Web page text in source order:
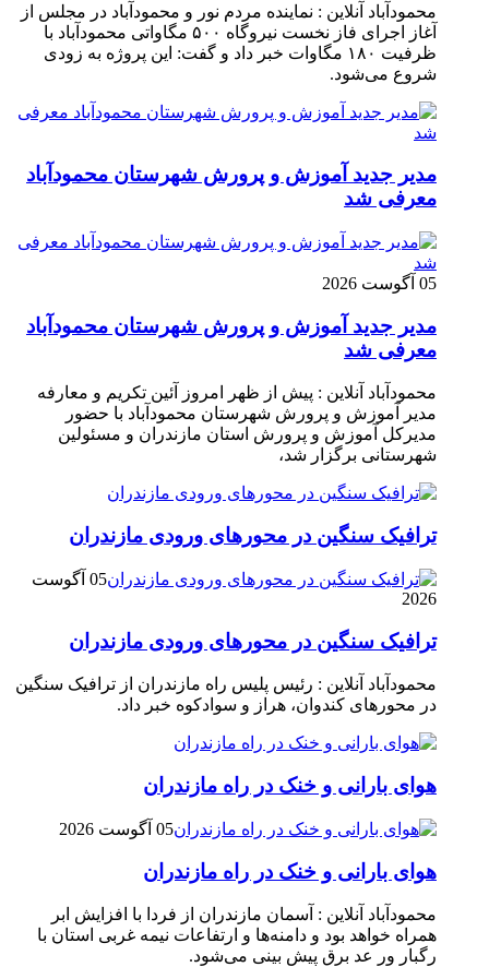
محمودآباد آنلاین : نماینده مردم نور و محمودآباد در مجلس از
آغاز اجرای فاز نخست نیروگاه ۵۰۰ مگاواتی محمودآباد با
ظرفیت ۱۸۰ مگاوات خبر داد و گفت: این پروژه به زودی
شروع می‌شود.
مدیر جدید آموزش و پرورش شهرستان محمودآباد
معرفی شد
05 آگوست 2026
مدیر جدید آموزش و پرورش شهرستان محمودآباد
معرفی شد
محمودآباد آنلاین : پیش از ظهر امروز آئین تکریم و معارفه
مدیر آموزش و پرورش شهرستان محمودآباد با حضور
مدیرکل آموزش و پرورش استان مازندران و مسئولین
شهرستانی برگزار شد،
ترافیک سنگین در محور‌های ورودی مازندران
05 آگوست
2026
ترافیک سنگین در محور‌های ورودی مازندران
محمودآباد آنلاین : رئیس پلیس راه مازندران از ترافیک سنگین
در محور‌های کندوان، هراز و سوادکوه خبر داد.
هوای بارانی و خنک در راه مازندران
05 آگوست 2026
هوای بارانی و خنک در راه مازندران
محمودآباد آنلاین : آسمان مازندران از فردا با افزایش ابر
همراه خواهد بود و دامنه‌ها و ارتفاعات نیمه غربی استان با
رگبار ور عد برق پیش بینی می‌شود.